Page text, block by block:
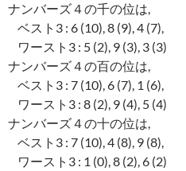
ナンバーズ４の千の位は,
ベスト3 : 6 (10), 8 (9), 4 (7),
ワースト3 : 5 (2), 9 (3), 3 (3)
ナンバーズ４の百の位は,
ベスト3 : 7 (10), 6 (7), 1 (6),
ワースト3 : 8 (2), 9 (4), 5 (4)
ナンバーズ４の十の位は,
ベスト3 : 7 (10), 4 (8), 9 (8),
ワースト3 : 1 (0), 8 (2), 6 (2)